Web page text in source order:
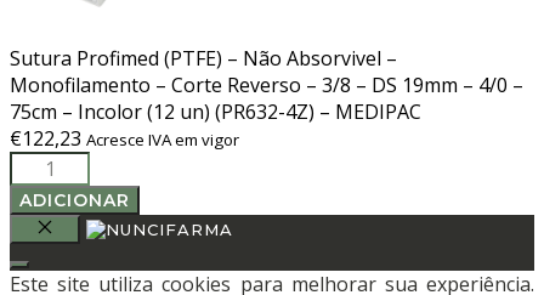
Sutura Profimed (PTFE) – Não Absorvivel –
Monofilamento – Corte Reverso – 3/8 – DS 19mm – 4/0 –
75cm – Incolor (12 un) (PR632-4Z) – MEDIPAC
€122,23 Acresce IVA em vigor
Quantidade
de
Sutura
Profimed
(PTFE)
ADICIONAR
Este site utiliza cookies para melhorar sua experiência.